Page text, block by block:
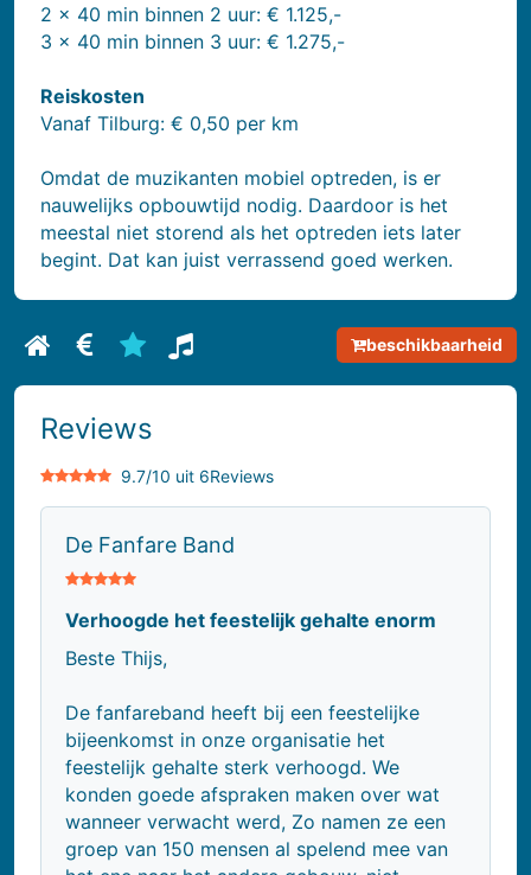
2 x 40 min binnen 2 uur: € 1.125,-
3 x 40 min binnen 3 uur: € 1.275,-
Reiskosten
Vanaf Tilburg: € 0,50 per km
Omdat de muzikanten mobiel optreden, is er
nauwelijks opbouwtijd nodig. Daardoor is het
meestal niet storend als het optreden iets later
begint. Dat kan juist verrassend goed werken.
Bekijk biografie van De Fanfare Band
Bekijk prijsinformatie van De Fanfare Band
Bekijk reviews van De Fanfare Band
Bekijk repertoire van De Fanfare Band
beschikbaarheid
Reviews
9.7/10 uit 6Reviews
De Fanfare Band
Verhoogde het feestelijk gehalte enorm
Beste Thijs,
De fanfareband heeft bij een feestelijke
bijeenkomst in onze organisatie het
feestelijk gehalte sterk verhoogd. We
konden goede afspraken maken over wat
wanneer verwacht werd, Zo namen ze een
groep van 150 mensen al spelend mee van